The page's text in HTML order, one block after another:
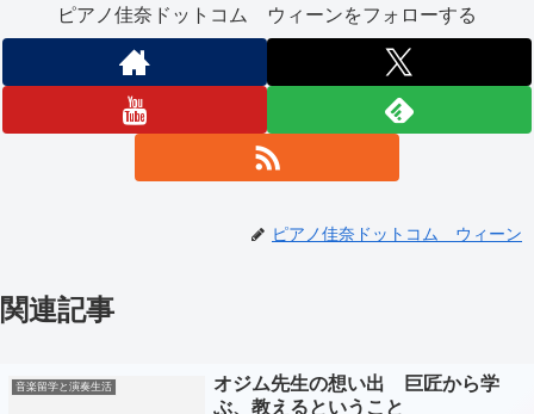
ピアノ佳奈ドットコム ウィーンをフォローする
ピアノ佳奈ドットコム ウィーン
関連記事
音楽留学と演奏生活
オジム先生の想い出 巨匠から学
ぶ、教えるということ